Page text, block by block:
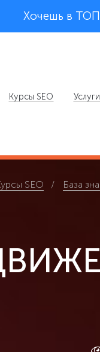
Хочешь в
Курсы SEO Услуги
SEO База